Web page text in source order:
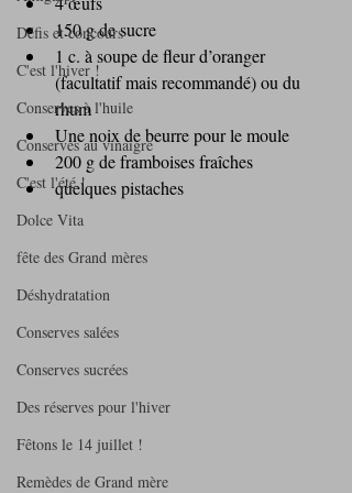
Défis et concours
C'est l'hiver !
Conserves à l'huile
Conserves au vinaigre
C'est l'été !
Dolce Vita
fête des Grand mères
Déshydratation
Conserves salées
Conserves sucrées
Des réserves pour l'hiver
Fêtons le 14 juillet !
Remèdes de Grand mère
150 g de sucre
1 c. à soupe de fleur d’oranger
(facultatif mais recommandé) ou du
rhum
Une noix de beurre pour le moule
200 g de framboises fraîches
quelques pistaches